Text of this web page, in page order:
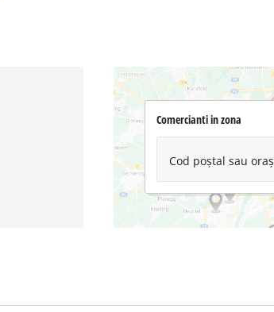
Comercianti in zona
Cod poștal sau oraș